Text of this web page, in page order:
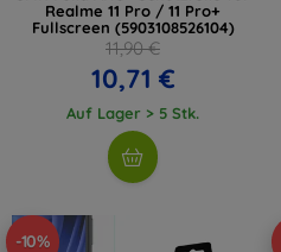
Realme 11 Pro / 11 Pro+
Fullscreen (5903108526104)
11,90 €
10,71 €
Auf Lager > 5 Stk.
-10%